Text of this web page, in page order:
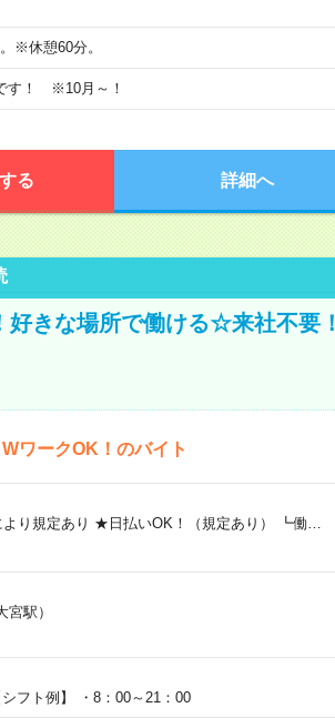
※休憩60分。
す！ ※10月～！
る 詳細へ
きな場所で働ける☆来社不要！
ワークOK！のバイト
り規定あり ★日払いOK！（規定あり） ┗働…
駅）
フト例】 ・8：00～21：00